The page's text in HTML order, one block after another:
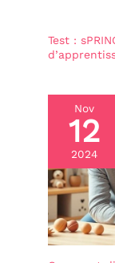
Test :
Nov
12
2024